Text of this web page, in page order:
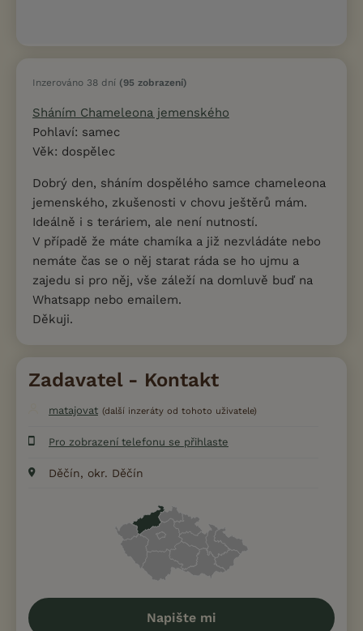
Inzerováno 38 dní (95 zobrazení)
Sháním Chameleona jemenského
Pohlaví: samec
Věk: dospělec
Dobrý den, sháním dospělého samce chameleona
jemenského, zkušenosti v chovu ještěrů mám.
Ideálně i s teráriem, ale není nutností.
V případě že máte chamíka a již nezvládáte nebo
nemáte čas se o něj starat ráda se ho ujmu a
zajedu si pro něj, vše záleží na domluvě buď na
Whatsapp nebo emailem.
Děkuji.
Zadavatel - Kontakt
matajovat (další inzeráty od tohoto uživatele)
Pro zobrazení telefonu se přihlaste
Děčín, okr. Děčín
Napište mi